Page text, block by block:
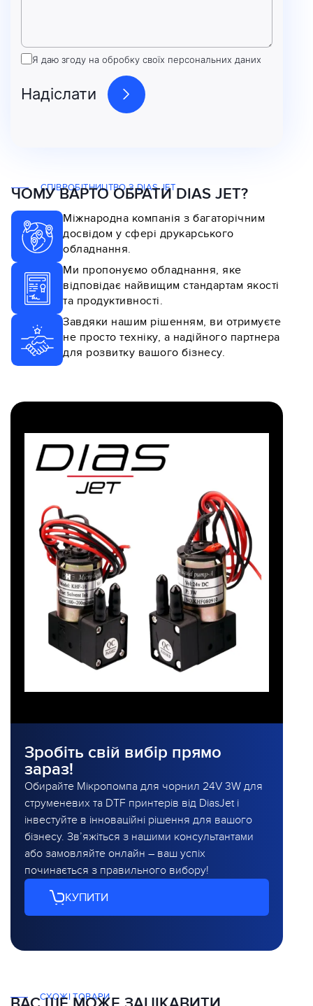
Я даю згоду на обробку своїх персональних даних
СПІВРОБІТНИЦТВО З DIAS JET
ЧОМУ ВАРТО ОБРАТИ DIAS JET?
Міжнародна компанія з багаторічним
досвідом у сфері друкарського
обладнання.
Ми пропонуємо обладнання, яке
відповідає найвищим стандартам якості
та продуктивності.
Завдяки нашим рішенням, ви отримуєте
не просто техніку, а надійного партнера
для розвитку вашого бізнесу.
Зробіть свій вибір прямо
зараз!
Обирайте Мікропомпа для чорнил 24V 3W для
струменевих та DTF принтерів від DiasJet і
інвестуйте в інноваційні рішення для вашого
бізнесу. Зв’яжіться з нашими консультантами
або замовляйте онлайн – ваш успіх
починається з правильного вибору!
КУПИТИ
СХОЖІ ТОВАРИ